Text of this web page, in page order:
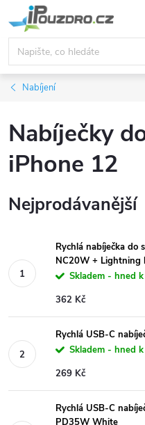
na
obsah
Nabíjení
Nabíječky
iPhone 12
Nejprodávanější
Rychlá nabíječka do
NC20W + Lightning
Skladem - hned
362 Kč
Rychlá USB-C
Skladem - hned
269 Kč
Rychlá USB-C
PD35W White